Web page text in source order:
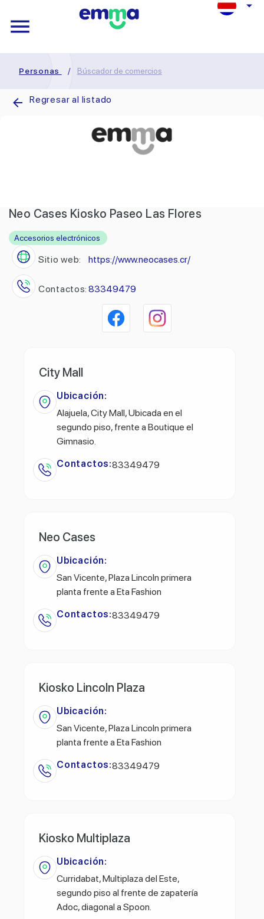
Personas / Búscador de comercios
Regresar al listado
Neo Cases Kiosko Paseo Las Flores
Accesorios electrónicos
Sitio web: https://www.neocases.cr/
Contactos: 83349479
City Mall
Ubicación:
Alajuela, City Mall, Ubicada en el
segundo piso, frente a Boutique el
Gimnasio.
Contactos:83349479
Neo Cases
Ubicación:
San Vicente, Plaza Lincoln primera
planta frente a Eta Fashion
Contactos:83349479
Kiosko Lincoln Plaza
Ubicación:
San Vicente, Plaza Lincoln primera
planta frente a Eta Fashion
Contactos:83349479
Kiosko Multiplaza
Ubicación:
Curridabat, Multiplaza del Este,
segundo piso al frente de zapatería
Adoc, diagonal a Spoon.